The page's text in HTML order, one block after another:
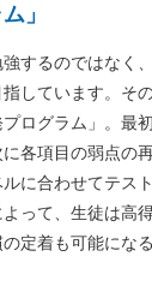
」
するのではなく
しています。そ
ログラム」。最
各項目の弱点の
に合わせてテス
って、生徒は高
定着も可能になる